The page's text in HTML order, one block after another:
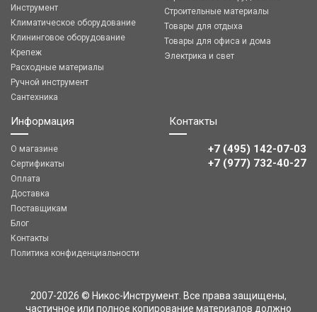
Инструмент
Климатическое оборудование
Клининговое оборудование
Крепеж
Расходные материалы
Ручной инструмент
Сантехника
Строительные материалы
Товары для отдыха
Товары для офиса и дома
Электрика и свет
Информация
О магазине
Сертификаты
Оплата
Доставка
Поставщикам
Блог
Контакты
Политика конфиденциальности
Контакты
+7 (495) 142-07-03
‎‎+7 (977) 732-40-27
2007-2026 © Никос-Инструмент. Все права защищены,
частичное или полное копирование материалов должно